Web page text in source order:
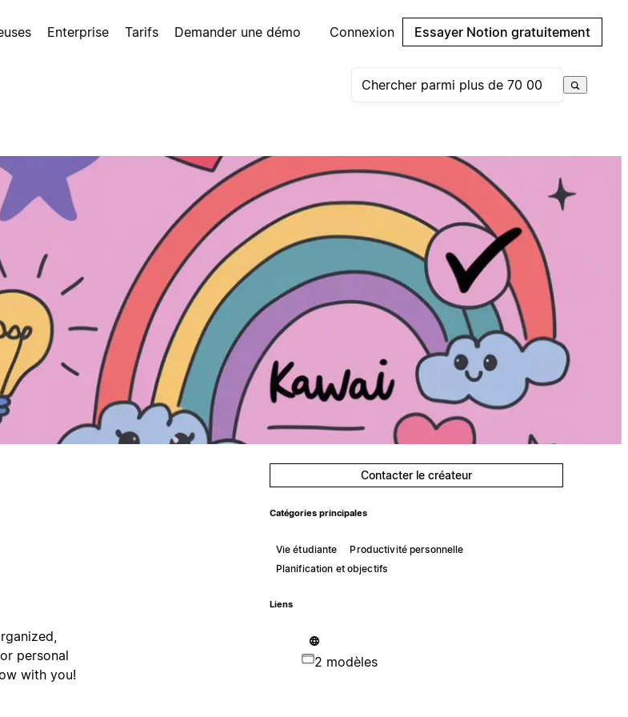
Enterprise Tarifs Demander une démo Connexion Essayer Notion gratuitement
personal
with you!
Contacter le créateur
Catégories principales
Vie étudiante
Productivité personnelle
Planification et objectifs
Liens
2 modèles